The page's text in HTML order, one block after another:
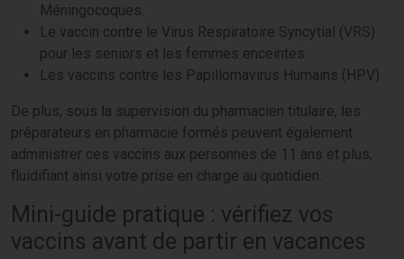
Méningocoques.
Le vaccin contre le Virus Respiratoire Syncytial (VRS)
pour les seniors et les femmes enceintes.
Les vaccins contre les Papillomavirus Humains (HPV).
De plus, sous la supervision du pharmacien titulaire, les
préparateurs en pharmacie formés peuvent également
administrer ces vaccins aux personnes de 11 ans et plus,
fluidifiant ainsi votre prise en charge au quotidien.
Mini-guide pratique : vérifiez vos
vaccins avant de partir en vacances